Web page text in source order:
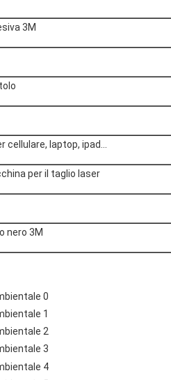
3M
cellulare, laptop, ipad...
per il taglio laser
nero 3M